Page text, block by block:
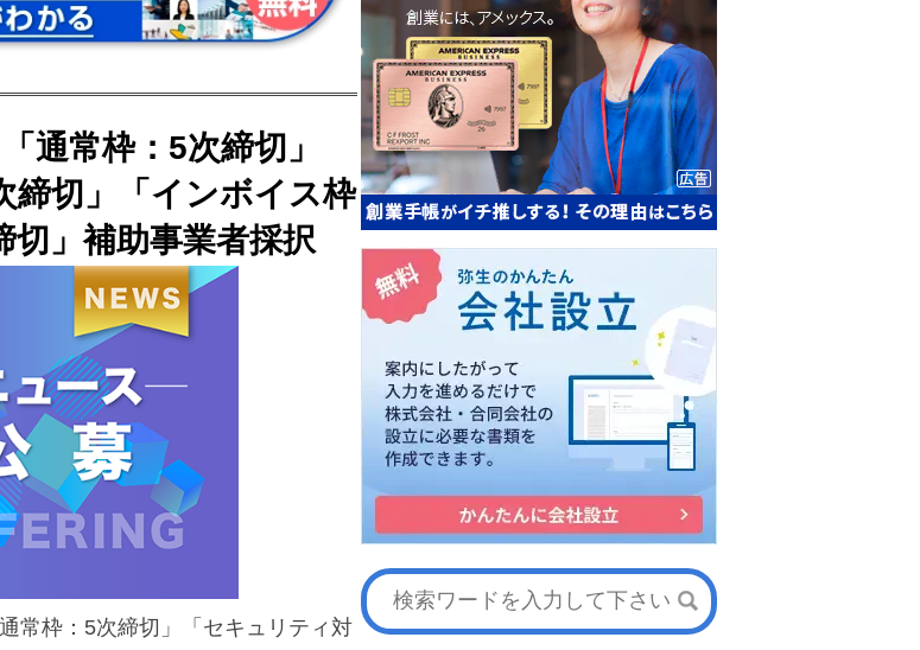
通常枠：5次締切」
締切」「インボイス枠
切」補助事業者採択
常枠：5次締切」「セキュリティ対